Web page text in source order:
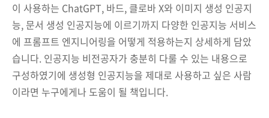
이 사용하는 ChatGPT, 바드, 클로바 X와 이미지 생성 인공지
능, 문서 생성 인공지능에 이르기까지 다양한 인공지능 서비스
에 프롬프트 엔지니어링을 어떻게 적용하는지 상세하게 담았
습니다. 인공지능 비전공자가 충분히 다룰 수 있는 내용으로
구성하였기에 생성형 인공지능을 제대로 사용하고 싶은 사람
이라면 누구에게나 도움이 될 책입니다.